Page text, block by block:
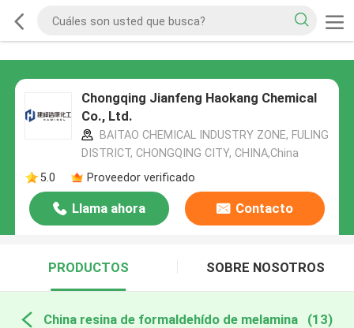
Chongqing Jianfeng Haokang Chemical
Co., Ltd.
BAITAO CHEMICAL INDUSTRY ZONE, FULING
DISTRICT, CHONGQING CITY, CHINA,China
5.0
Proveedor verificado
Llama ahora Contacto
PRODUCTOS SOBRE NOSOTROS
China resina de formaldehído de melamina (13)